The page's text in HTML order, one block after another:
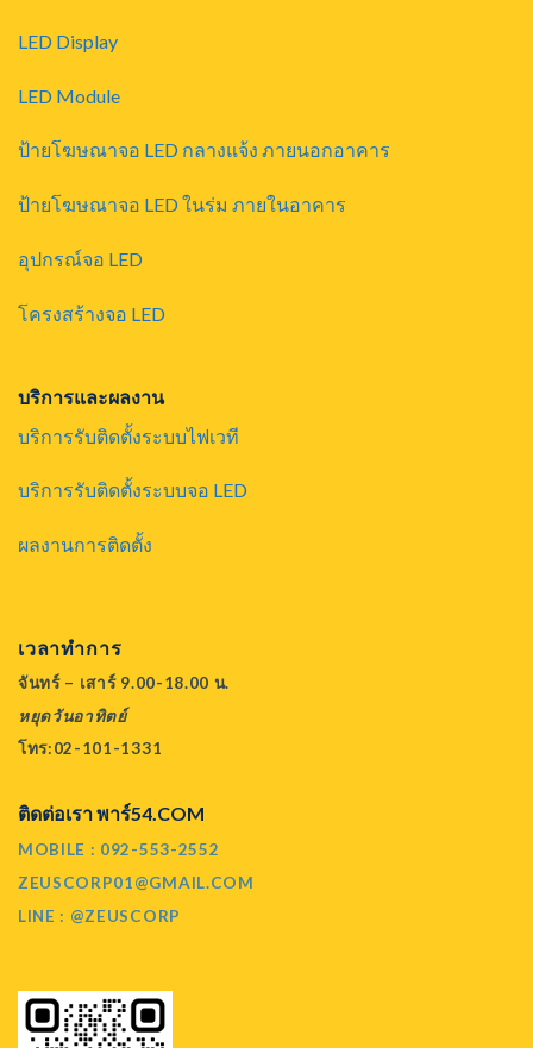
LED Display
LED Module
ป้ายโฆษณาจอ LED กลางแจ้ง ภายนอกอาคาร
ป้ายโฆษณาจอ LED ในร่ม ภายในอาคาร
อุปกรณ์จอ LED
โครงสร้างจอ LED
บริการและผลงาน
บริการรับติดตั้งระบบไฟเวที
บริการรับติดตั้งระบบจอ LED
ผลงานการติดตั้ง
เวลาทำการ
จันทร์ – เสาร์ 9.00-18.00 น.
หยุดวันอาทิตย์
โทร:02-101-1331
ติดต่อเรา พาร์54.COM
MOBILE : 092-553-2552
ZEUSCORP01@GMAIL.COM
LINE : @ZEUSCORP